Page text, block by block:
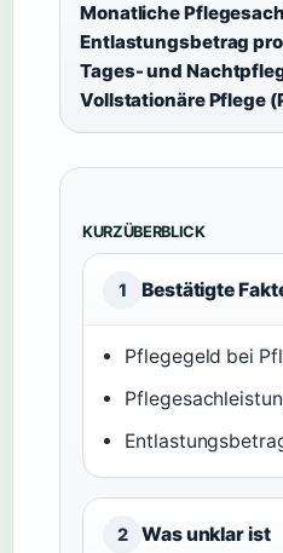
Monatliche
Entlastungsbetrag
Tages- und
Vollstationäre Pflege
KURZÜBERBLICK
1 Bestätigte
Pflegegeld bei
2 Was unklar ist